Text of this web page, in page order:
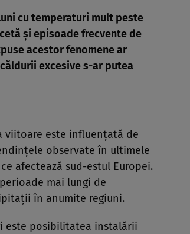
cu temperaturi mult peste
și episoade frecvente de
acestor fenomene ar
excesive s-ar putea
viitoare este influențată de
observate în ultimele
afectează sud-estul Europei.
mai lungi de
în anumite regiuni.
este posibilitatea instalării